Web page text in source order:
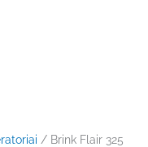
/ Brink Flair 325